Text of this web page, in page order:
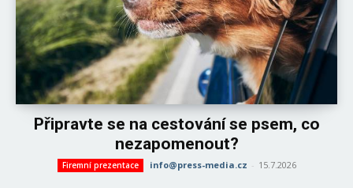
Připravte se na cestování se psem, co
nezapomenout?
Firemní prezentace info@press-media.cz - 15.7.2026